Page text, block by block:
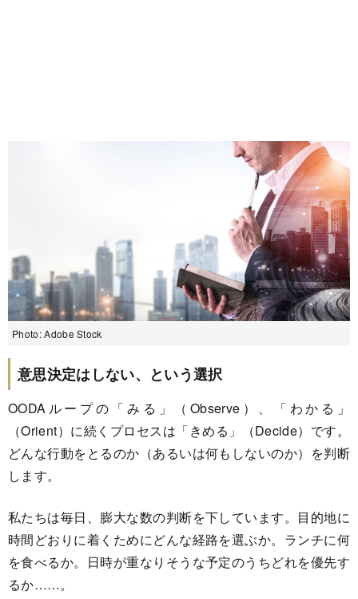
Photo: Adobe Stock
意思決定はしない、という選択
OODAループの「みる」（Observe）、「わかる」
（Orient）に続くプロセスは「きめる」（Decide）です。
どんな行動をとるのか（あるいは何もしないのか）を判断
します。
私たちは毎日、膨大な数の判断を下しています。目的地に
時間どおりに着くためにどんな経路を選ぶか。ランチに何
を食べるか。日時が重なりそうな予定のうちどれを優先す
るか……。